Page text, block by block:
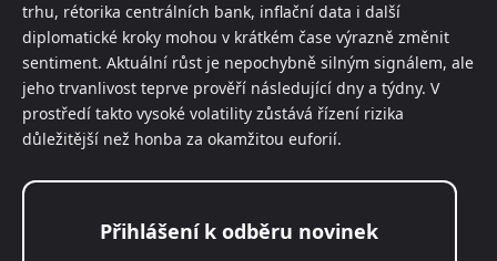
trhu, rétorika centrálních bank, inflační data i další
diplomatické kroky mohou v krátkém čase výrazně změnit
sentiment. Aktuální růst je nepochybně silným signálem, ale
jeho trvanlivost teprve prověří následující dny a týdny. V
prostředí takto vysoké volatility zůstává řízení rizika
důležitější než honba za okamžitou euforií.
Přihlášení k odběru novinek